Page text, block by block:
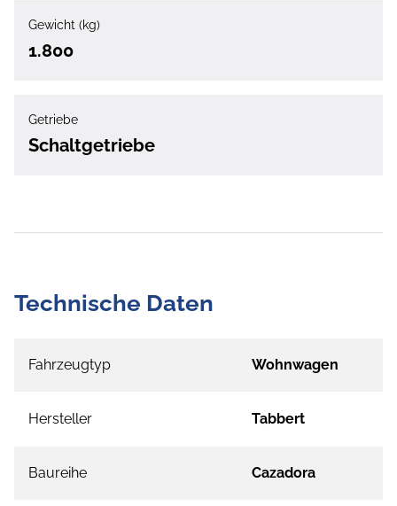
Gewicht (kg)
1.800
Getriebe
Schaltgetriebe
Technische Daten
Fahrzeugtyp Wohnwagen
Hersteller Tabbert
Baureihe Cazadora